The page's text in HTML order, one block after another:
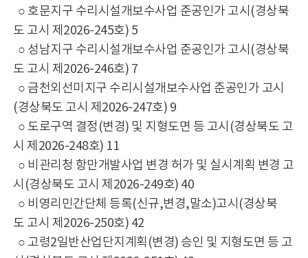
○ 호문지구 수리시설개보수사업 준공인가 고시(경상북
도 고시 제2026-245호) 5
○ 성남지구 수리시설개보수사업 준공인가 고시(경상북
도 고시 제2026-246호) 7
○ 금천외선미지구 수리시설개보수사업 준공인가 고시
(경상북도 고시 제2026-247호) 9
○ 도로구역 결정(변경) 및 지형도면 등 고시(경상북도 고
시 제2026-248호) 11
○ 비관리청 항만개발사업 변경 허가 및 실시계획 변경 고
시(경상북도 고시 제2026-249호) 40
○ 비영리민간단체 등록(신규,변경,말소)고시(경상북
도 고시 제2026-250호) 42
○ 고령2일반산업단지계획(변경) 승인 및 지형도면 등 고